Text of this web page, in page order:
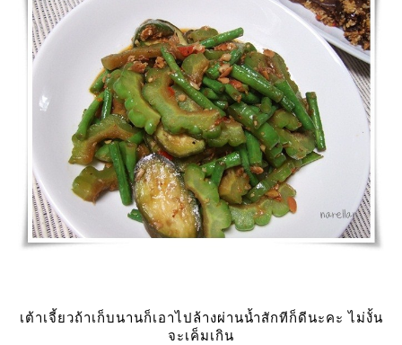
เต้าเจี้ยวถ้าเก็บนานก็เอาไปล้างผ่านน้ำสักทีก็ดีนะคะ ไม่งั้น
จะเค็มเกิน